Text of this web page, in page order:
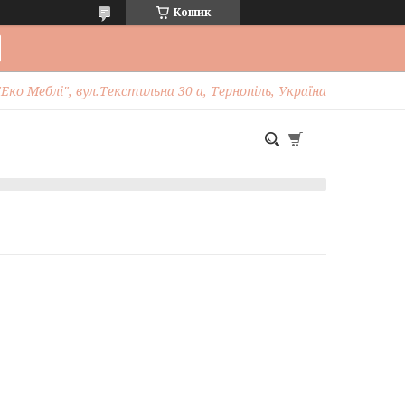
Кошик
Меблі", вул.Текстильна 30 а, Тернопіль, Україна